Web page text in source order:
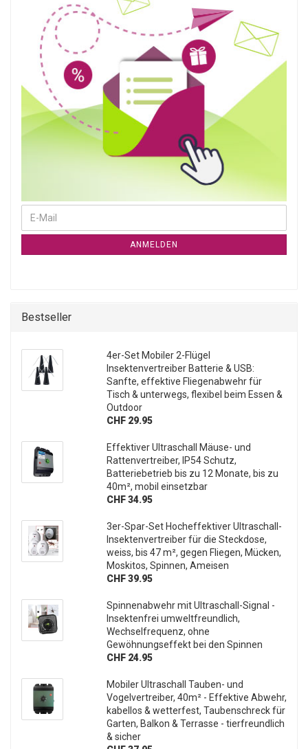
ANMELDEN
Bestseller
4er-Set Mobiler 2-Flügel
Insektenvertreiber Batterie & USB:
Sanfte, effektive Fliegenabwehr für
Tisch & unterwegs, flexibel beim Essen &
Outdoor
CHF 29.95
Effektiver Ultraschall Mäuse- und
Rattenvertreiber, IP54 Schutz,
Batteriebetrieb bis zu 12 Monate, bis zu
40m², mobil einsetzbar
CHF 34.95
3er-Spar-Set Hocheffektiver Ultraschall-
Insektenvertreiber für die Steckdose,
weiss, bis 47 m², gegen Fliegen, Mücken,
Moskitos, Spinnen, Ameisen
CHF 39.95
Spinnenabwehr mit Ultraschall-Signal -
Insektenfrei umweltfreundlich,
Wechselfrequenz, ohne
Gewöhnungseffekt bei den Spinnen
CHF 24.95
Mobiler Ultraschall Tauben- und
Vogelvertreiber, 40m² - Effektive Abwehr,
kabellos & wetterfest, Taubenschreck für
Garten, Balkon & Terrasse - tierfreundlich
& sicher